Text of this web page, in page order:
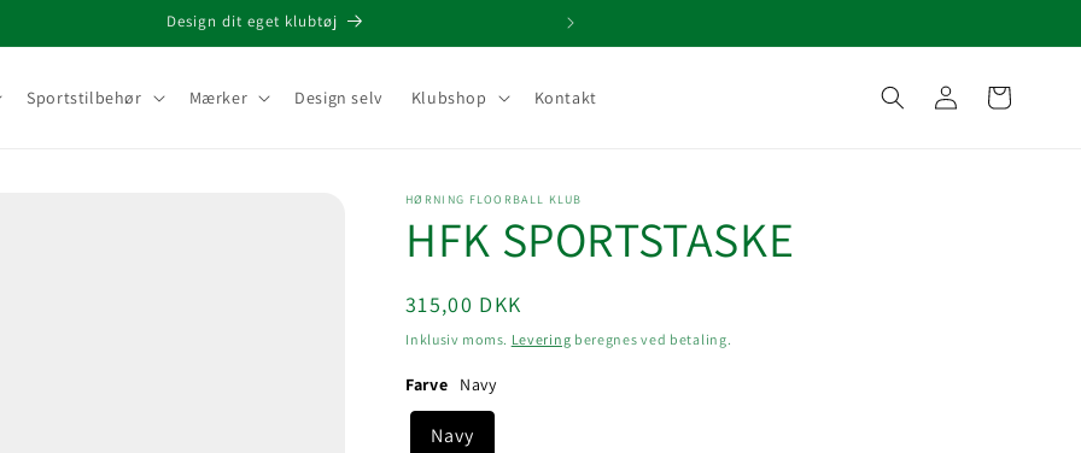
Design dit eget klubtøj
Sportstilbehør Mærker Design selv Klubshop Kontakt
Log
ind
Indkøbskurv
HØRNING FLOORBALL KLUB
HFK SPORTSTASKE
Normalpris
315,00 DKK
Inklusiv moms. Levering beregnes ved betaling.
Farve Navy
Navy